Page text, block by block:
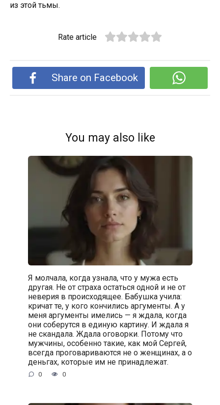
из этой тьмы.
Rate article
Share on Facebook
You may also like
Я молчала, когда узнала, что у мужа есть
другая. Не от страха остаться одной и не от
неверия в происходящее. Бабушка учила:
кричат те, у кого кончились аргументы. А у
меня аргументы имелись — я ждала, когда
они соберутся в единую картину. И ждала я
не скандала. Ждала оговорки. Потому что
мужчины, особенно такие, как мой Сергей,
всегда проговариваются не о женщинах, а о
деньгах, которые им не принадлежат.
0 0